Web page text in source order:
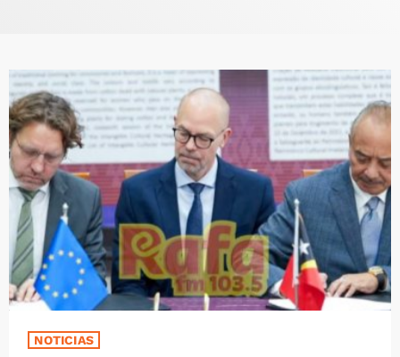
PROGRAMA SIRA
VÍDEO SIRA
EVENTU SIRA
KONTAKTU SIRA
TÉTUM keyboard_arrow_down
TÉTUM
PORTUGUÊS
PRÓXIMOS PROGRAMAS
NOTICIAS